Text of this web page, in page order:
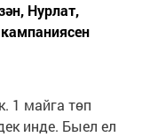
Нурлат,
1 майга төп
инде. Быел ел